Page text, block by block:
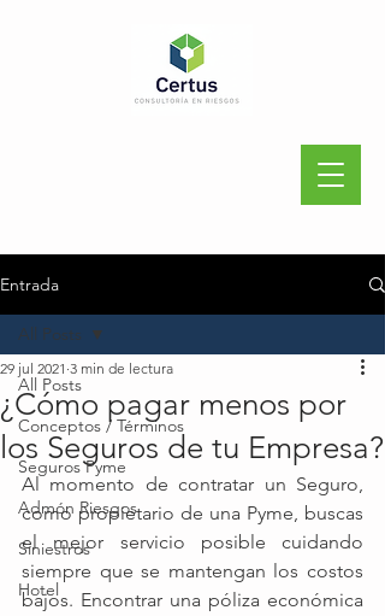
Entrada
All Posts
Conceptos / Términos
Seguros Pyme
Admón Riesgos
Siniestros
Hotel
All Posts
¿Cómo pagar menos por
los Seguros de tu Empresa?
29 jul 2021 3 min de lectura
Al momento de contratar un Seguro,
como propietario de una Pyme, buscas
el mejor servicio posible cuidando
siempre que se mantengan los costos
bajos. Encontrar una póliza económica